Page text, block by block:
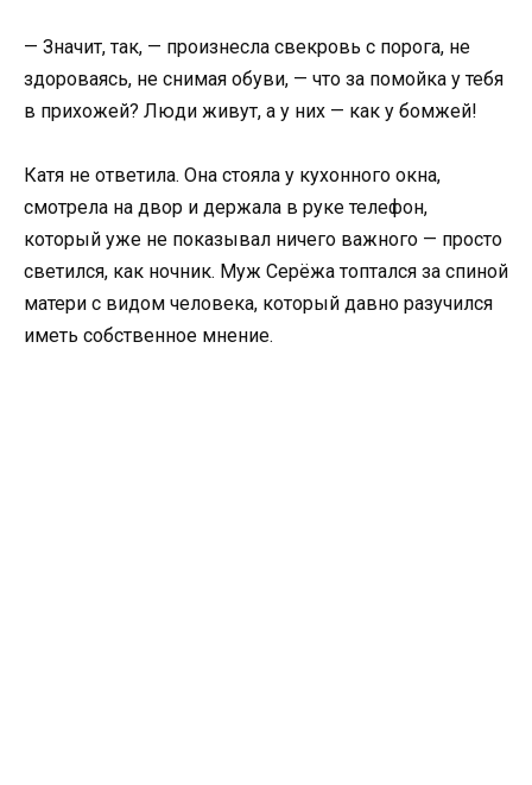
— Значит, так, — произнесла свекровь с порога, не
здороваясь, не снимая обуви, — что за помойка у тебя
в прихожей? Люди живут, а у них — как у бомжей!
Катя не ответила. Она стояла у кухонного окна,
смотрела на двор и держала в руке телефон,
который уже не показывал ничего важного — просто
светился, как ночник. Муж Серёжа топтался за спиной
матери с видом человека, который давно разучился
иметь собственное мнение.